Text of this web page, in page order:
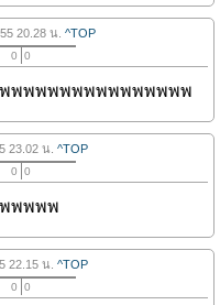
20.28 น. ^TOP
0 0
พพพพพพพพพพพพพพพ
23.02 น. ^TOP
0 0
พพพพ
22.15 น. ^TOP
0 0